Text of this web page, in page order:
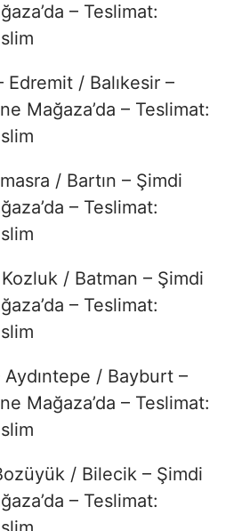
– Teslimat:
Edremit / Balıkesir –
Mağaza’da – Teslimat:
/ Bartın – Şimdi
– Teslimat:
/ Batman – Şimdi
– Teslimat:
Aydıntepe / Bayburt –
Mağaza’da – Teslimat:
/ Bilecik – Şimdi
– Teslimat: